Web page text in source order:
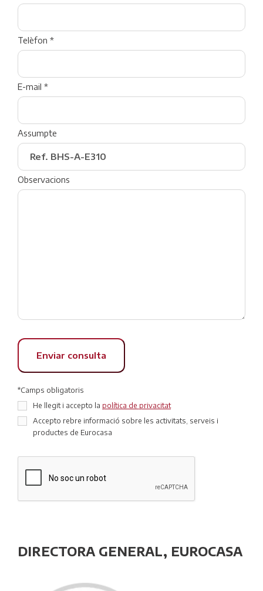
Telèfon *
E-mail *
Assumpte
Observacions
*Camps obligatoris
He llegit i accepto la política de privacitat
Accepto rebre informació sobre les activitats, serveis i
productes de Eurocasa
DIRECTORA GENERAL, EUROCASA